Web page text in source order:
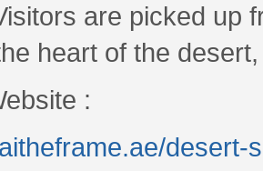
are picked up
heart of the
:
desert-